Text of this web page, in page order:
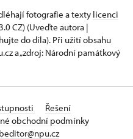
fotografie a texty licenci
CZ) (Uveďte autora |
do díla). Při užití obsahu
a „zdroj: Národní památkový
Řešení
obchodní podmínky